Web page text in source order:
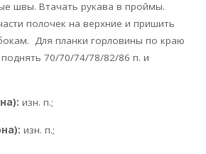
швы. Втачать рукава в проймы.
полочек на верхние и пришить
Для планки горловины по краю
70/70/74/78/82/86 п. и
изн. п.;
изн. п.;